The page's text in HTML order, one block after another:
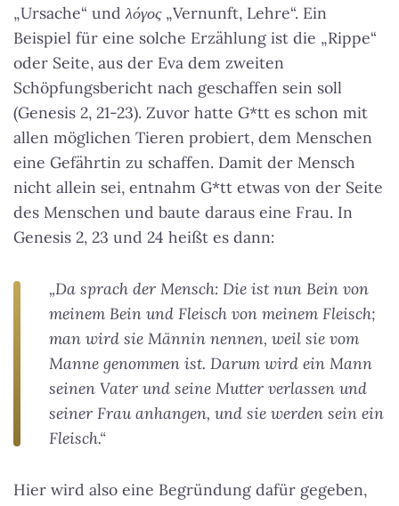
„Ursache“ und λόγος„Vernunft, Lehre“. Ein
Beispiel für eine solche Erzählung ist die „Rippe“
oder Seite, aus der Eva dem zweiten
Schöpfungsbericht nach geschaffen sein soll
(Genesis 2, 21-23). Zuvor hatte G*tt es schon mit
allen möglichen Tieren probiert, dem Menschen
eine Gefährtin zu schaffen. Damit der Mensch
nicht allein sei, entnahm G*tt etwas von der Seite
des Menschen und baute daraus eine Frau. In
Genesis 2, 23 und 24 heißt es dann:
„Da sprach der Mensch: Die ist nun Bein von
meinem Bein und Fleisch von meinem Fleisch;
man wird sie Männin nennen, weil sie vom
Manne genommen ist. Darum wird ein Mann
seinen Vater und seine Mutter verlassen und
seiner Frau anhangen, und sie werden sein ein
Fleisch.“
Hier wird also eine Begründung dafür gegeben,